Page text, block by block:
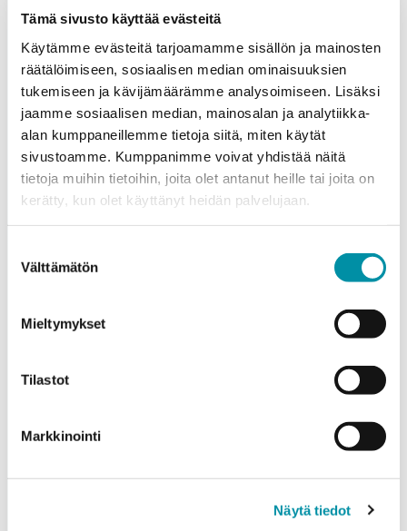
Tämä sivusto käyttää evästeitä
Käytämme evästeitä tarjoamamme sisällön ja mainosten
räätälöimiseen, sosiaalisen median ominaisuuksien
tukemiseen ja kävijämäärämme analysoimiseen. Lisäksi
jaamme sosiaalisen median, mainosalan ja analytiikka-
alan kumppaneillemme tietoja siitä, miten käytät
sivustoamme. Kumppanimme voivat yhdistää näitä
tietoja muihin tietoihin, joita olet antanut heille tai joita on
kerätty, kun olet käyttänyt heidän palvelujaan.
valinta
Välttämätön
Mieltymykset
Tilastot
Markkinointi
Näytä tiedot
Yhteyshenkilö
Sähköposti*
Puhelinnumero
Tuotteet
Määrä (m)